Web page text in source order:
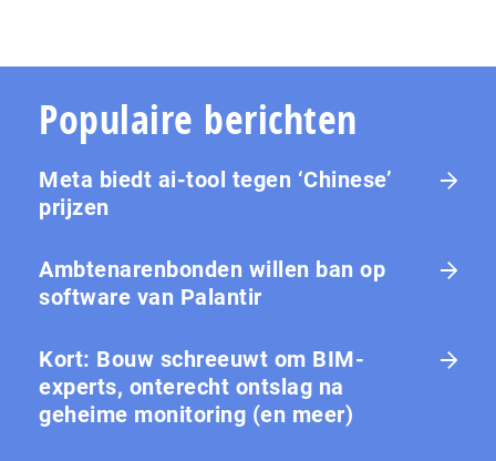
Populaire berichten
Meta biedt ai-tool tegen ‘Chinese’
prijzen
Ambtenarenbonden willen ban op
software van Palantir
Kort: Bouw schreeuwt om BIM-
experts, onterecht ontslag na
geheime monitoring (en meer)